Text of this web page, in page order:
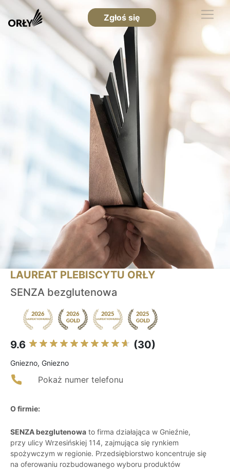
Zgłoś się
LAUREAT PLEBISCYTU ORŁY
SENZA bezglutenowa
9.6 (30)
Gniezno, Gniezno
Pokaż numer telefonu
O firmie:
SENZA bezglutenowa to firma działająca w Gnieźnie,
przy ulicy Wrzesińskiej 114, zajmująca się rynkiem
spożywczym w regionie. Przedsiębiorstwo koncentruje się
na oferowaniu rozbudowanego wyboru produktów